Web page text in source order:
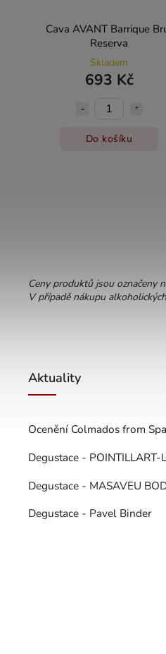
Cava AVANT Barrique
Reserva
Skladem
693 Kč
Do košíku
Ceny produktů jsou označeny
V případě nákupu
Aktuality
Ocenění Colmados from
Degustace - POINTILLART-
Degustace - MASAVEU
Degustace - Pavel Binder